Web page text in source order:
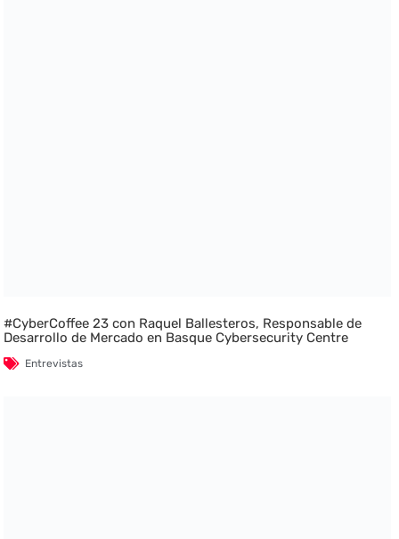
#CyberCoffee 23 con Raquel Ballesteros, Responsable de
Desarrollo de Mercado en Basque Cybersecurity Centre
Entrevistas